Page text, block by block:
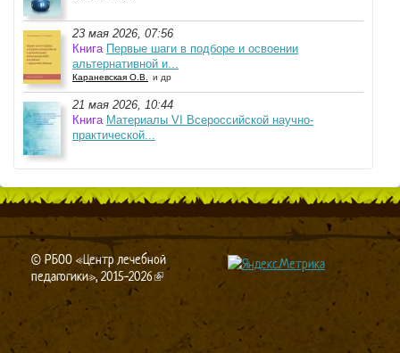
23 мая 2026, 07:56
Книга Первые шаги в подборе и освоении
альтернативной и...
Караневская О.В. и др
21 мая 2026, 10:44
Книга Материалы VI Всероссийской научно-
практической...
© РБОО «Центр лечебной
педагогики», 2015-2026(link is external)